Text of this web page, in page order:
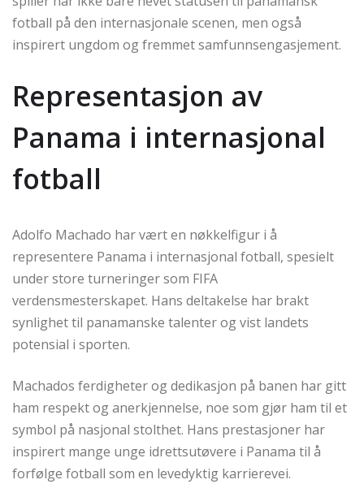
fotball på den internasjonale scenen, men også
inspirert ungdom og fremmet samfunnsengasjement.
Representasjon av
Panama i internasjonal
fotball
Adolfo Machado har vært en nøkkelfigur i å
representere Panama i internasjonal fotball, spesielt
under store turneringer som FIFA
verdensmesterskapet. Hans deltakelse har brakt
synlighet til panamanske talenter og vist landets
potensial i sporten.
Machados ferdigheter og dedikasjon på banen har gitt
ham respekt og anerkjennelse, noe som gjør ham til et
symbol på nasjonal stolthet. Hans prestasjoner har
inspirert mange unge idrettsutøvere i Panama til å
forfølge fotball som en levedyktig karrierevei.